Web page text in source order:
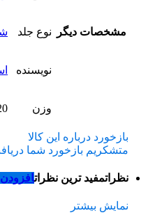
مشخصات دیگر نوع جلد
نویسنده
وزن 220
بازخورد درباره این کالا
متشکریم بازخورد شما
نظراتمفید ترین نظرات
نمایش بیشتر